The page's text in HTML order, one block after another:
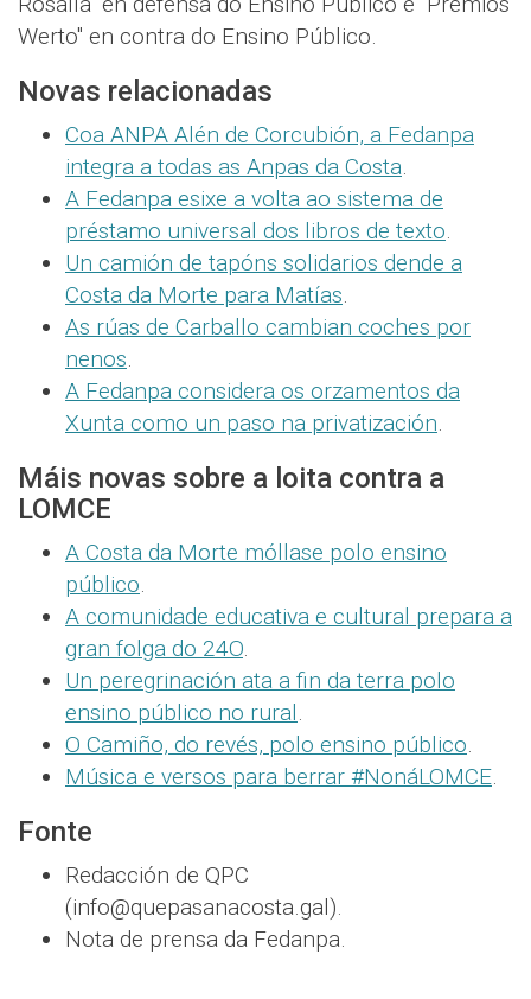
Werto" en contra do Ensino Público.
Novas relacionadas
Coa ANPA Alén de Corcubión, a Fedanpa
integra a todas as Anpas da Costa
A Fedanpa esixe a volta ao sistema de
préstamo universal dos libros de texto
Un camión de tapóns solidarios dende a
Costa da Morte para Matías
As rúas de Carballo cambian coches por
nenos
A Fedanpa considera os orzamentos da
Xunta como un paso na privatización
Máis novas sobre a loita contra a
LOMCE
A Costa da Morte móllase polo ensino
público
A comunidade educativa e cultural prepara a
gran folga do 24O
Un peregrinación ata a fin da terra polo
ensino público no rural
O Camiño, do revés, polo ensino público
Música e versos para berrar #NonáLOMCE
Fonte
Redacción de QPC
(info@quepasanacosta.gal).
Nota de prensa da Fedanpa.